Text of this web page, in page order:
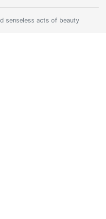
senseless acts of beauty